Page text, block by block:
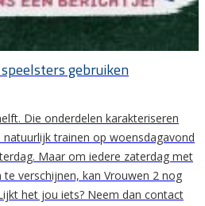
gebruiken
Die onderdelen karakteriseren
natuurlijk trainen op woensdagavond
Maar om iedere zaterdag met
verschijnen, kan Vrouwen 2 nog
het jou iets? Neem dan contact